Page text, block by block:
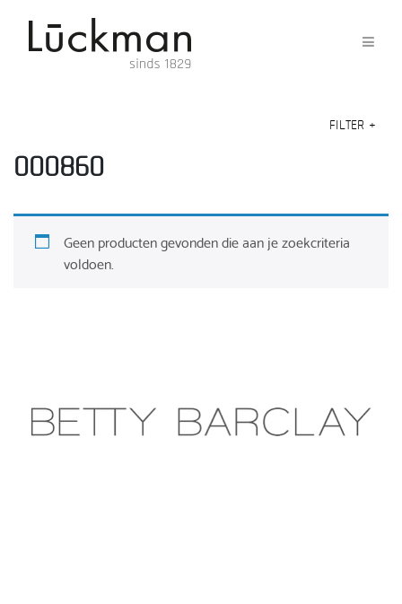
FILTER +
000860
Geen producten gevonden die aan je zoekcriteria
voldoen.